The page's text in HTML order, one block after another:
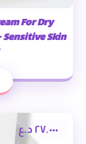
For Dry
٢٧.٠٠٠ د.ع